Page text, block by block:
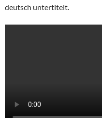
deutsch untertitelt.